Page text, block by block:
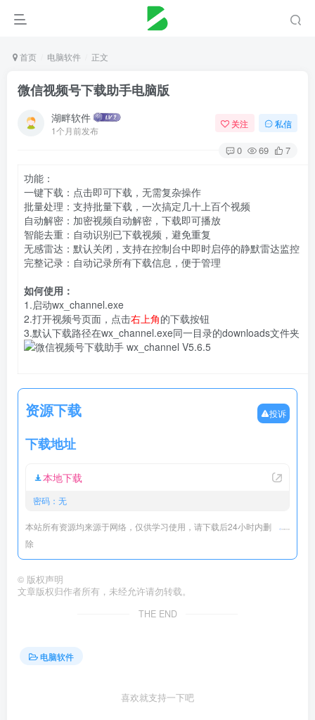
首页 电脑软件 正文
微信视频号下载助手电脑版
湖畔软件
1个月前发布
关注 私信
0 69 7
功能：
一键下载：点击即可下载，无需复杂操作
批量处理：支持批量下载，一次搞定几十上百个视频
自动解密：加密视频自动解密，下载即可播放
智能去重：自动识别已下载视频，避免重复
无感雷达：默认关闭，支持在控制台中即时启停的静默雷达监控
完整记录：自动记录所有下载信息，便于管理
如何使用：
1.启动wx_channel.exe
2.打开视频号页面，点击右上角的下载按钮
3.默认下载路径在wx_channel.exe同一目录的downloads文件夹
资源下载 投诉
下载地址
本地下载
密码：无
本站所有资源均来源于网络，仅供学习使用，请下载后24小时内删
除
© 版权声明
文章版权归作者所有，未经允许请勿转载。
THE END
电脑软件
喜欢就支持一下吧